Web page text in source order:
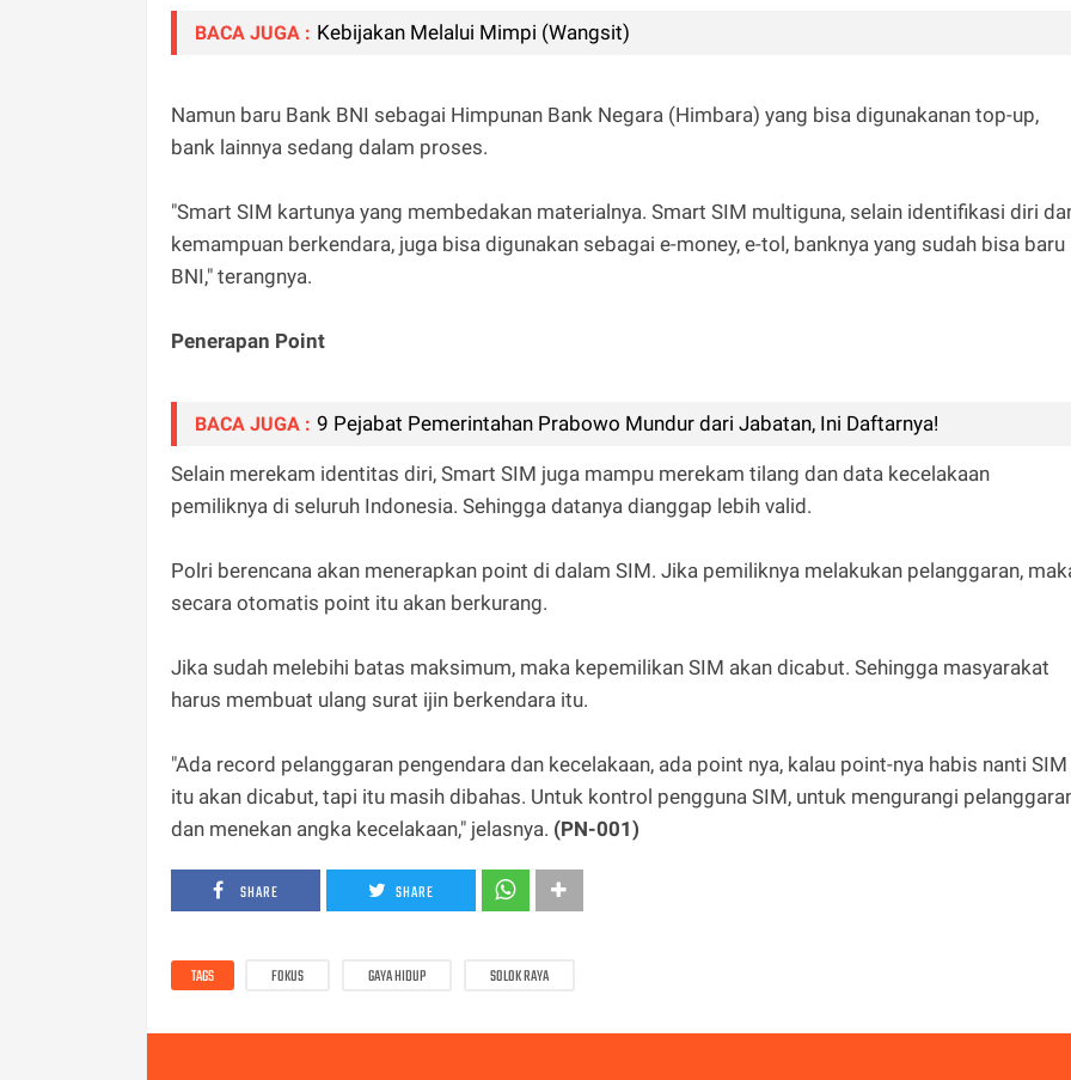
BACA JUGA : Kebijakan Melalui Mimpi (Wangsit)
Namun baru Bank BNI sebagai Himpunan Bank Negara (Himbara) yang bisa digunakanan top-up,
bank lainnya sedang dalam proses.
"Smart SIM kartunya yang membedakan materialnya. Smart SIM multiguna, selain identifikasi diri
kemampuan berkendara, juga bisa digunakan sebagai e-money, e-tol, banknya yang sudah bisa baru
BNI," terangnya.
Penerapan Point
BACA JUGA : 9 Pejabat Pemerintahan Prabowo Mundur dari Jabatan, Ini Daftarnya!
Selain merekam identitas diri, Smart SIM juga mampu merekam tilang dan data kecelakaan
pemiliknya di seluruh Indonesia. Sehingga datanya dianggap lebih valid.
Polri berencana akan menerapkan point di dalam SIM. Jika pemiliknya melakukan pelanggaran,
secara otomatis point itu akan berkurang.
Jika sudah melebihi batas maksimum, maka kepemilikan SIM akan dicabut. Sehingga masyarakat
harus membuat ulang surat ijin berkendara itu.
"Ada record pelanggaran pengendara dan kecelakaan, ada point nya, kalau point-nya habis nanti SIM
itu akan dicabut, tapi itu masih dibahas. Untuk kontrol pengguna SIM, untuk mengurangi
dan menekan angka kecelakaan," jelasnya. (PN-001)
SHARE SHARE
TAGS FOKUS GAYA HIDUP SOLOK RAYA